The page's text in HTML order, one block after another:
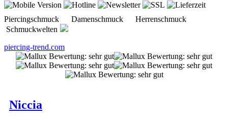
Piercingschmuck Damenschmuck Herrenschmuck
Schmuckwelten
piercing-trend.com
Niccia